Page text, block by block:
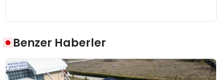
Benzer Haberler